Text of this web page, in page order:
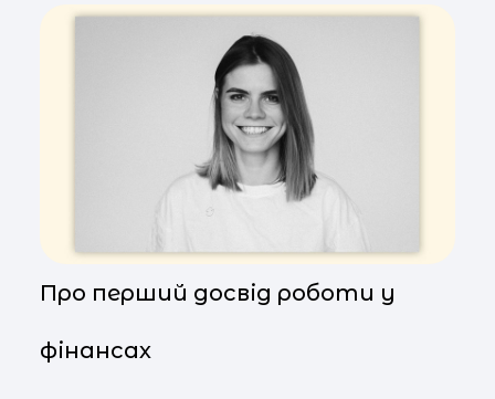
Про перший досвід роботи у
фінансах